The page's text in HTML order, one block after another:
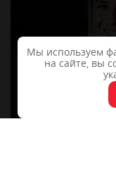
Мы используем
на сайте, вы